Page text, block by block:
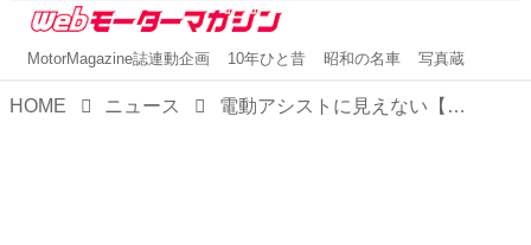
MotorMagazine誌連動企画 10年ひと昔 昭和の名車 写真蔵
HOME ニュース 電動アシストに見えない【折りたたみ式電動アシスト自転車】。バイクパーツメーカー、デイトナ渾身の作